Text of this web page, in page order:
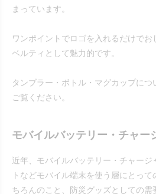
まっています。
ワンポイントでロゴを入れるだけでお
ベルティとして魅力的です。
タンブラー・ボトル・マグカップにつ
ご覧ください。
モバイルバッテリー・チャー
近年、モバイルバッテリー・チャージ
トなどモバイル端末を使う層にとっ
ちろんのこと、防災グッズとしての需